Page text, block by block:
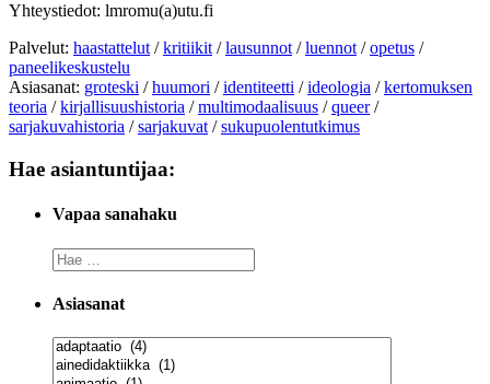
Yhteystiedot: lmromu(a)utu.fi
Palvelut: haastattelut/kritiikit/lausunnot/luennot/opetus /
paneelikeskustelu
Asiasanat: groteski /huumori /identiteetti /ideologia /kertomuksen
teoria /kirjallisuushistoria /multimodaalisuus /queer/
sarjakuvahistoria /sarjakuvat/sukupuolentutkimus
Hae asiantuntijaa:
Vapaa sanahaku
Asiasanat